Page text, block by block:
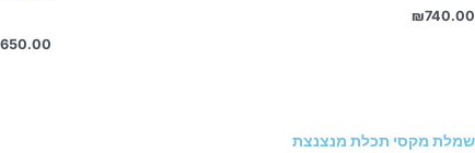
₪740.00
650.00
שמלת מקסי תכלת מנצנצת